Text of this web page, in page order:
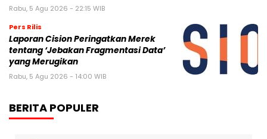
Rabu, 5 Agu 2026 - 22:15 WIB
Pers Rilis
Laporan Cision Peringatkan Merek
tentang ‘Jebakan Fragmentasi Data’
yang Merugikan
Rabu, 5 Agu 2026 - 14:00 WIB
BERITA POPULER